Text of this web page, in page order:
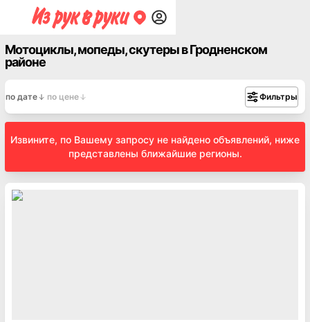
Мотоциклы, мопеды, скутеры в Гродненском
районе
по дате по цене Фильтры
Извините, по Вашему запросу не найдено объявлений, ниже
представлены ближайшие регионы.